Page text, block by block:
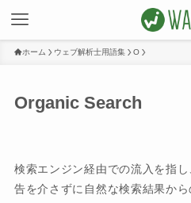
ホーム ウェブ解析士用語集 O
Organic Search
検索エンジン経由での流入を指
告を介さずに自然な検索結果から